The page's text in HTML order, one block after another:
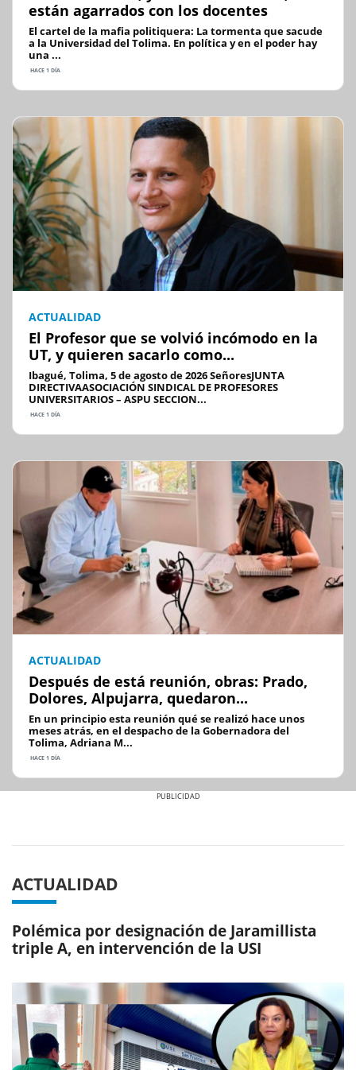
están agarrados con los docentes
El cartel de la mafia politiquera: La tormenta que sacude
a la Universidad del Tolima. En política y en el poder hay
una ...
HACE 1 DÍA
ACTUALIDAD
El Profesor que se volvió incómodo en la
UT, y quieren sacarlo como...
Ibagué, Tolima, 5 de agosto de 2026 SeñoresJUNTA
DIRECTIVAASOCIACIÓN SINDICAL DE PROFESORES
UNIVERSITARIOS – ASPU SECCION...
HACE 1 DÍA
ACTUALIDAD
Después de está reunión, obras: Prado,
Dolores, Alpujarra, quedaron...
En un principio esta reunión qué se realizó hace unos
meses atrás, en el despacho de la Gobernadora del
Tolima, Adriana M...
HACE 1 DÍA
ACTUALIDAD
Polémica por designación de Jaramillista
triple A, en intervención de la USI